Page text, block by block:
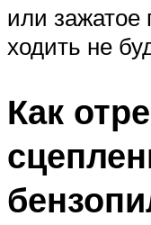
или зажатое
ходить не
Как